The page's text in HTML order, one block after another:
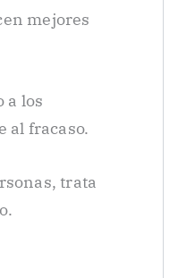
mejores
a los
al fracaso.
trata